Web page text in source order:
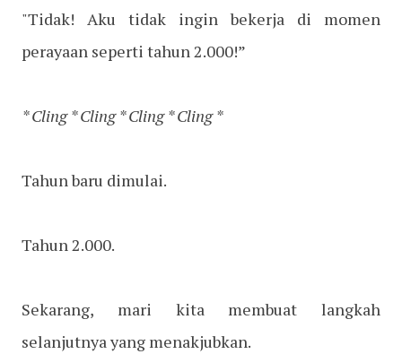
"Tidak! Aku tidak ingin bekerja di momen
perayaan seperti tahun 2.000!”
* Cling * Cling * Cling * Cling *
Tahun baru dimulai.
Tahun 2.000.
Sekarang, mari kita membuat langkah
selanjutnya yang menakjubkan.